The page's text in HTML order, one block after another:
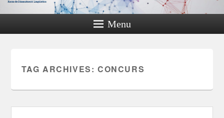
Menu
TAG ARCHIVES: CONCURS